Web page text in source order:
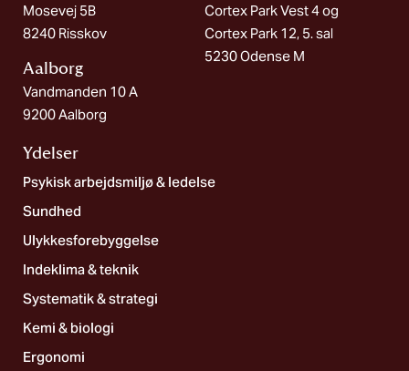
Mosevej 5B
8240 Risskov
Aalborg​
Vandmanden 10 A
9200 Aalborg
Cortex Park Vest 4 og
Cortex Park 12, 5. sal
5230 Odense M
Ydelser
Psykisk arbejdsmiljø & ledelse
Sundhed
Ulykkesforebyggelse
Indeklima & teknik
Systematik & strategi
Kemi & biologi
Ergonomi